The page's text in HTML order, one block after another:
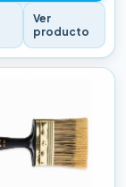
Ver
producto